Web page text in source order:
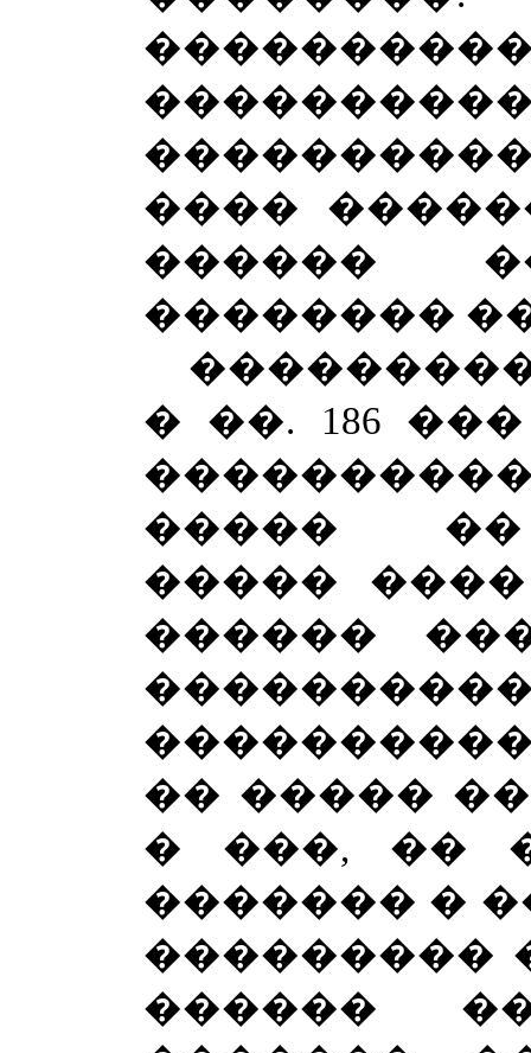
����
������
��������
� ��. 186
����� ��
�����
������
�� �����
� ���, ��
������� �
���������
������